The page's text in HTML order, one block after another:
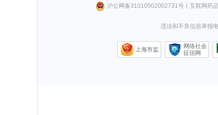
沪公网备31010502002731号丨 互联网药
违法和不良信息举报
上海市监
网络社会
征信网